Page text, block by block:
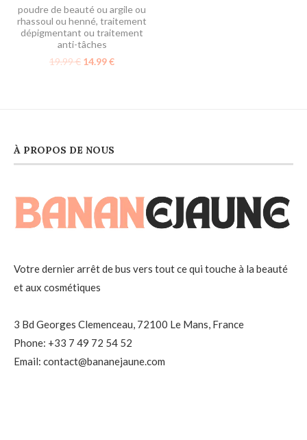
poudre de beauté ou argile ou
rhassoul ou henné, traitement
dépigmentant ou traitement
anti-tâches
19.99€ 14.99€
À PROPOS DE NOUS
Votre dernier arrêt de bus vers tout ce qui touche à la beauté
et aux cosmétiques
3 Bd Georges Clemenceau, 72100 Le Mans, France
Phone: +33 7 49 72 54 52
Email: contact@bananejaune.com